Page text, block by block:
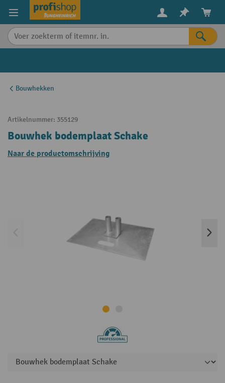
content
Bouwhekken
Artikelnummer: 355129
Bouwhek bodemplaat Schake
Naar de productomschrijving